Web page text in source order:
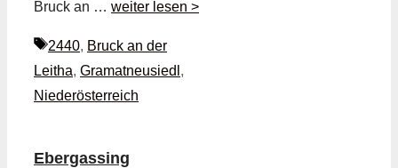
Bruck an … weiter lesen >
Schlagwörter
2440, Bruck an der
Leitha, Gramatneusiedl ,
Niederösterreich
Ebergassing